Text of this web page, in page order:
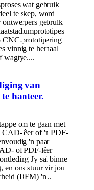
wat gebruik
te skep, word
gebruik
prototipering
vinnig te herhaal
wagtye....
van
hanteer.
om te gaan met
CAD-lêer of 'n PDF-
'n paar
of PDF-lêer
Jy sal binne
en ons stuur vir jou
(DFM) 'n...